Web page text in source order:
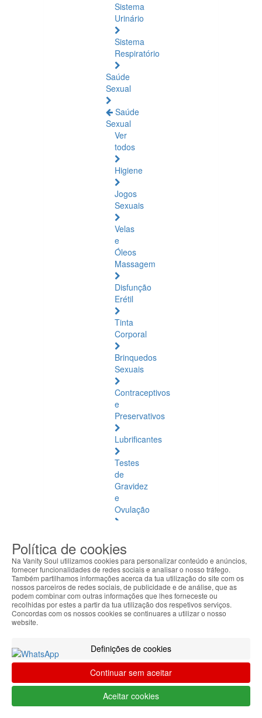
Sistema
Urinário
Sistema
Respiratório
Saúde
Sexual
Saúde
Sexual
Ver
todos
Higiene
Jogos
Sexuais
Velas
e
Óleos
Massagem
Disfunção
Erétil
Tinta
Corporal
Brinquedos
Sexuais
Contraceptivos
e
Preservativos
Lubrificantes
Testes
de
Gravidez
e
Ovulação
e
Estimuladores
Saúde
Natural
Saúde
todos
Âmbar
Báltico
Articulações
Política de cookies
Na Vanity Soul utilizamos cookies para personalizar conteúdo e anúncios,
fornecer funcionalidades de redes sociais e analisar o nosso tráfego.
Também partilhamos informações acerca da tua utilização do site com os
nossos parceiros de redes sociais, de publicidade e de análise, que as
podem combinar com outras informações que lhes forneceste ou
recolhidas por estes a partir da tua utilização dos respetivos serviços.
Concordas com os nossos cookies se continuares a utilizar o nosso
website.
Definições de cookies
Continuar sem aceitar
Aceitar cookies